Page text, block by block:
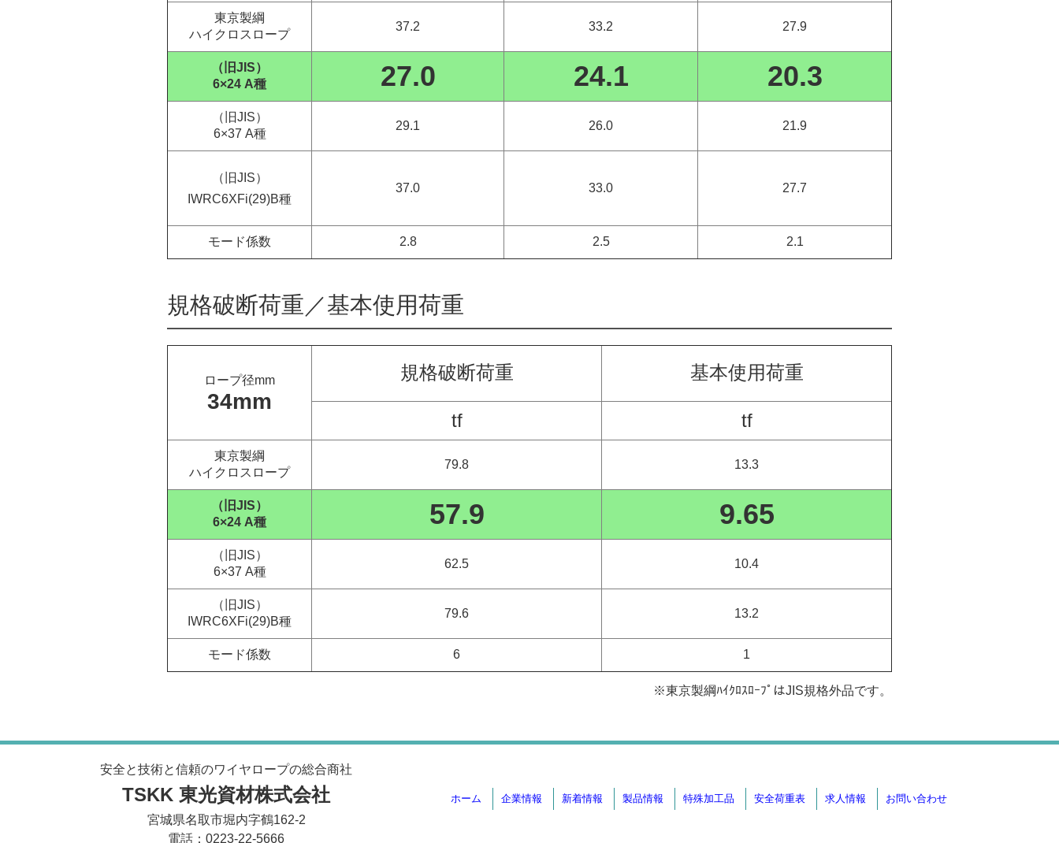
東京製綱
ハイクロスロープ
37.2 33.2 27.9
（旧JIS）
6×24 A種
27.0 24.1 20.3
（旧JIS）
6×37 A種
29.1 26.0 21.9
（旧JIS）
IWRC6XFi(29)B種
37.0 33.0 27.7
モード係数 2.8 2.5 2.1
規格破断荷重／基本使用荷重
ロープ径mm
34mm
規格破断荷重 基本使用荷重
tf tf
東京製綱
ハイクロスロープ
79.8 13.3
（旧JIS）
6×24 A種
57.9 9.65
（旧JIS）
6×37 A種
62.5 10.4
（旧JIS）
IWRC6XFi(29)B種
79.6 13.2
モード係数 6 1
※東京製綱ﾊｲｸﾛｽﾛｰﾌﾟはJIS規格外品です。
安全と技術と信頼のワイヤロープの総合商社
TSKK 東光資材株式会社
宮城県名取市堀内字鶴162-2
電話：0223-22-5666
ホーム 企業情報 新着情報 製品情報 特殊加工品 安全荷重表 求人情報 お問い合わせ